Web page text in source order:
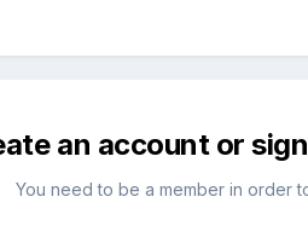
an account or
You need to be a member in order